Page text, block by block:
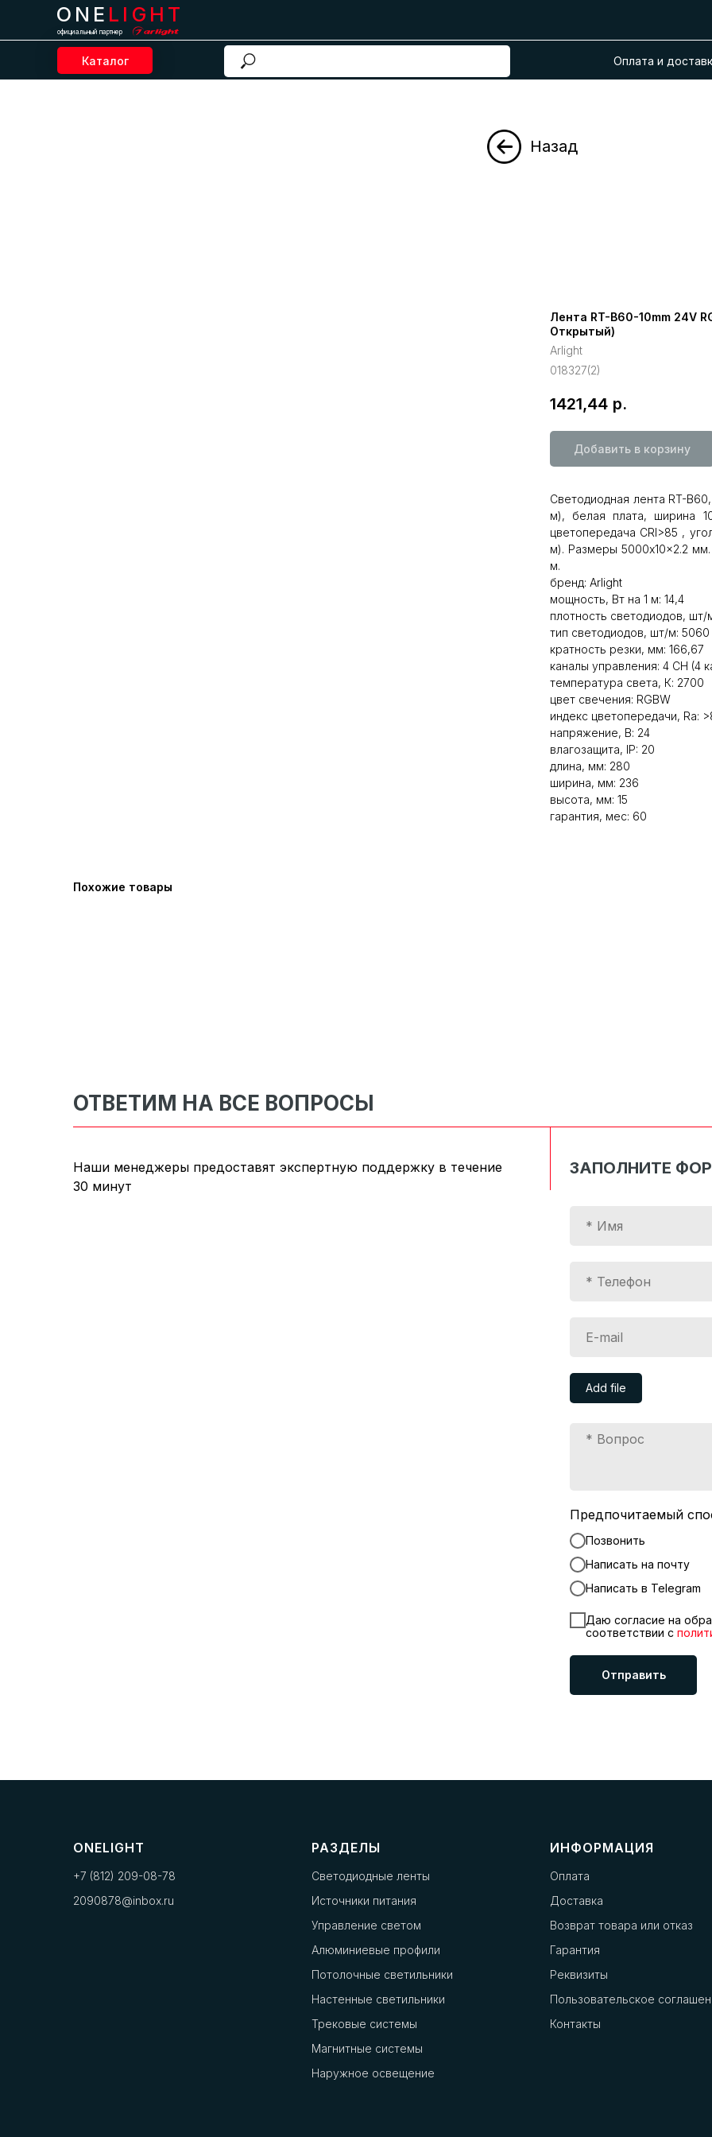
Каталог Оплата и
ONE LIGHT
официальный партнер
Назад
Лента RT-B60-10mm 24V
Открытый)
Arlight
018327(2)
1421,44 р.
Добавить в корзину
Светодиодная лента RT-
м), белая плата, ширина
цветопередача CRI>85 ,
м). Размеры 5000x10x2.2
м.
бренд: Arlight
мощность, Вт на 1 м: 14,4
плотность светодиодов, шт/
тип светодиодов, шт/м: 5060
кратность резки, мм: 166,67
каналы управления: 4 CH (4
температура света, К: 2700
цвет свечения: RGBW
индекс цветопередачи, Ra:
напряжение, В: 24
влагозащита, IP: 20
длина, мм: 280
ширина, мм: 236
высота, мм: 15
гарантия, мес: 60
Похожие товары
Add file
Предпочитаемый
Позвонить
Написать на почту
Написать в Telegram
Даю согласие на
соответствии с
Отправить
ОТВЕТИМ НА ВСЕ ВОПРОСЫ
Наши менеджеры предоставят экспертную поддержку в течение
30 минут
ЗАПОЛНИТЕ
ONELIGHT
+7 (812) 209-08-78
2090878@inbox.ru
РАЗДЕЛЫ
Светодиодные ленты
Источники питания
Управление светом
Алюминиевые профили
Потолочные светильники
Настенные светильники
Трековые системы
Магнитные системы
Наружное освещение
ИНФОРМАЦИЯ
Оплата
Доставка
Возврат товара или отказ
Гарантия
Реквизиты
Пользовательское
Контакты